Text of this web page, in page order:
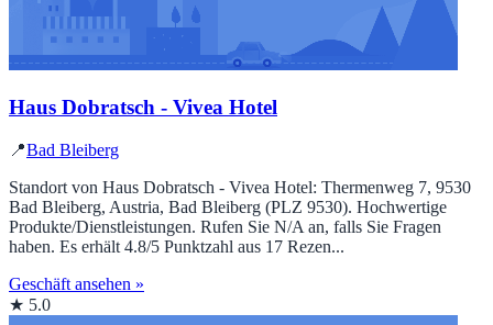
Haus Dobratsch - Vivea Hotel
📍Bad Bleiberg
Standort von Haus Dobratsch - Vivea Hotel: Thermenweg 7, 9530
Bad Bleiberg, Austria, Bad Bleiberg (PLZ 9530). Hochwertige
Produkte/Dienstleistungen. Rufen Sie N/A an, falls Sie Fragen
haben. Es erhält 4.8/5 Punktzahl aus 17 Rezen...
Geschäft ansehen »
★ 5.0